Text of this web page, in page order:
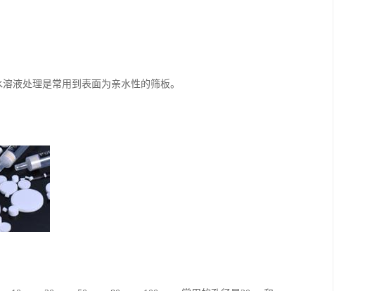
液处理是常用到表面为亲水性的筛板。